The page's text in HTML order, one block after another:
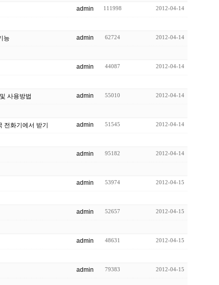
admin 111998 2012-04-14
능 admin 62724 2012-04-14
admin 44087 2012-04-14
사용방법 admin 55010 2012-04-14
전화기에서 받기 admin 51545 2012-04-14
admin 95182 2012-04-14
admin 53974 2012-04-15
admin 52657 2012-04-15
admin 48631 2012-04-15
admin 79383 2012-04-15